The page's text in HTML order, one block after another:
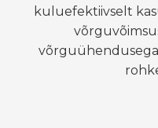
kuluefektiivselt